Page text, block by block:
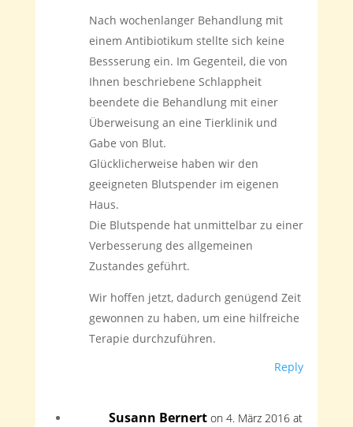
Nach wochenlanger Behandlung mit
einem Antibiotikum stellte sich keine
Bessserung ein. Im Gegenteil, die von
Ihnen beschriebene Schlappheit
beendete die Behandlung mit einer
Überweisung an eine Tierklinik und
Gabe von Blut.
Glücklicherweise haben wir den
geeigneten Blutspender im eigenen
Haus.
Die Blutspende hat unmittelbar zu einer
Verbesserung des allgemeinen
Zustandes geführt.
Wir hoffen jetzt, dadurch genügend Zeit
gewonnen zu haben, um eine hilfreiche
Terapie durchzuführen.
Reply
Susann Bernert on 4. März 2016 at